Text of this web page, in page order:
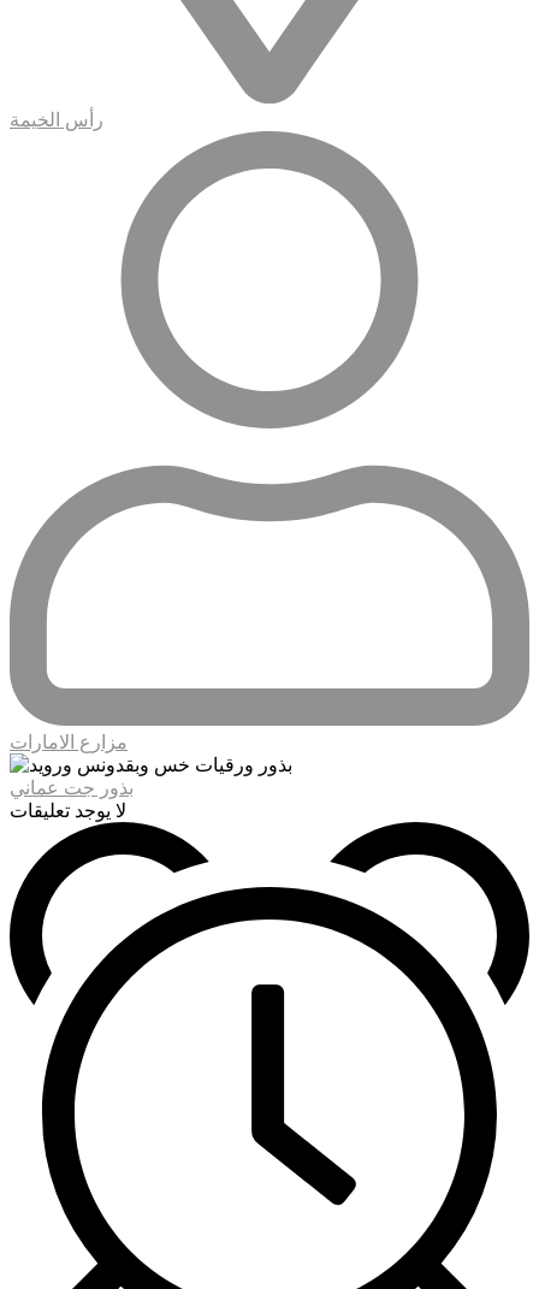
رأس الخيمة
مزارع الامارات
بذور جت عماني
لا يوجد تعليقات